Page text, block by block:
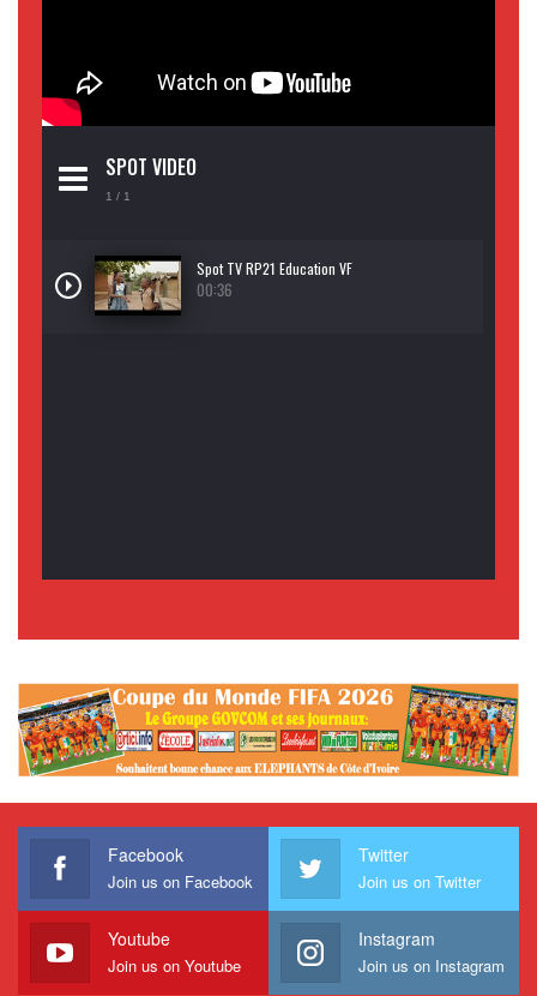
SPOT VIDEO
1 / 1
Spot TV RP21 Education VF
00:36
Facebook
Join us on Facebook
Twitter
Join us on Twitter
Youtube
Join us on Youtube
Instagram
Join us on Instagram